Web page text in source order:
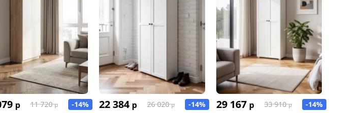
р 11 720 р -14% 22 384 р 26 020 р -14% 29 167 р 33 910 р -14%